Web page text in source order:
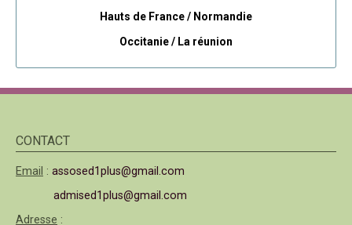
Hauts de France / Normandie
Occitanie / La réunion
CONTACT
Email : assosed1plus@gmail.com
admised1plus@gmail.com
Adresse :